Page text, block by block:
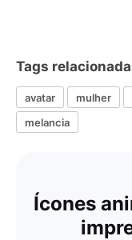
Tags
avatar mulher
melancia
Ícones